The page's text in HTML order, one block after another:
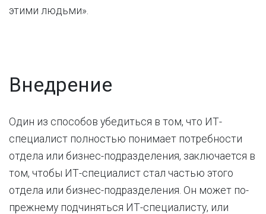
этими людьми».
Внедрение
Один из способов убедиться в том, что ИТ-
специалист полностью понимает потребности
отдела или бизнес-подразделения, заключается в
том, чтобы ИТ-специалист стал частью этого
отдела или бизнес-подразделения. Он может по-
прежнему подчиняться ИТ-специалисту, или